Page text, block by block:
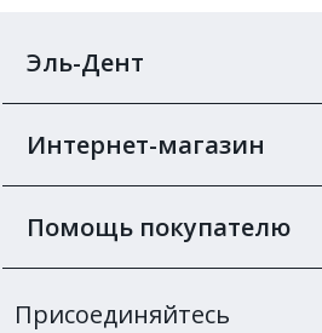
Эль-Дент
Интернет-магазин
Помощь покупателю
Присоединяйтесь